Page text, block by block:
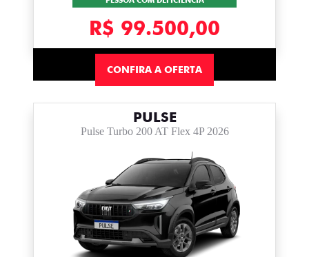
R$ 99.500,00
CONFIRA A OFERTA
PULSE
Pulse Turbo 200 AT Flex 4P 2026